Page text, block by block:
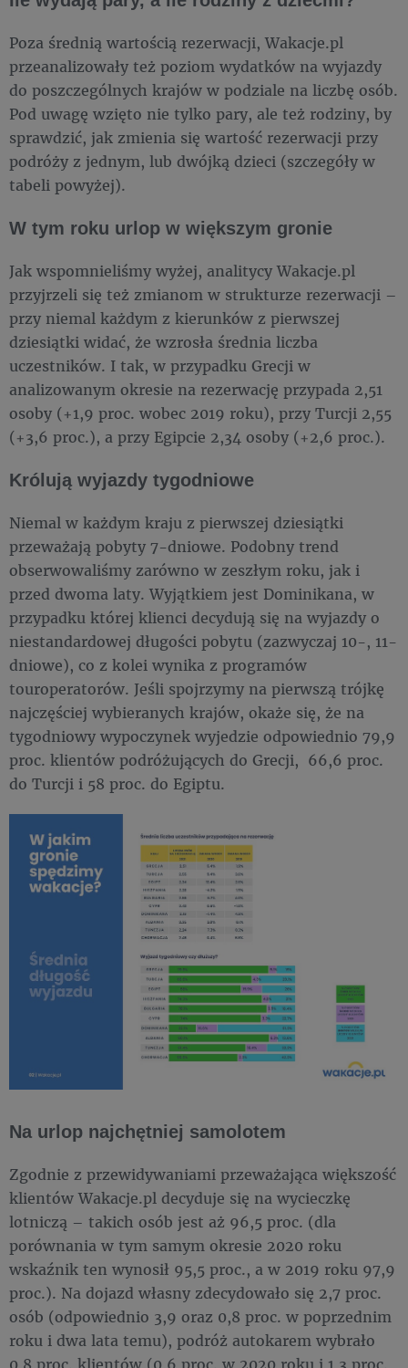
Poza średnią wartością rezerwacji, Wakacje.pl
przeanalizowały też poziom wydatków na wyjazdy
do poszczególnych krajów w podziale na liczbę osób.
Pod uwagę wzięto nie tylko pary, ale też rodziny, by
sprawdzić, jak zmienia się wartość rezerwacji przy
podróży z jednym, lub dwójką dzieci (szczegóły w
tabeli powyżej).
W tym roku urlop w większym gronie
Jak wspomnieliśmy wyżej, analitycy Wakacje.pl
przyjrzeli się też zmianom w strukturze rezerwacji –
przy niemal każdym z kierunków z pierwszej
dziesiątki widać, że wzrosła średnia liczba
uczestników. I tak, w przypadku Grecji w
analizowanym okresie na rezerwację przypada 2,51
osoby (+1,9 proc. wobec 2019 roku), przy Turcji 2,55
(+3,6 proc.), a przy Egipcie 2,34 osoby (+2,6 proc.).
Królują wyjazdy tygodniowe
Niemal w każdym kraju z pierwszej dziesiątki
przeważają pobyty 7-dniowe. Podobny trend
obserwowaliśmy zarówno w zeszłym roku, jak i
przed dwoma laty. Wyjątkiem jest Dominikana, w
przypadku której klienci decydują się na wyjazdy o
niestandardowej długości pobytu (zazwyczaj 10-, 11-
dniowe), co z kolei wynika z programów
touroperatorów. Jeśli spojrzymy na pierwszą trójkę
najczęściej wybieranych krajów, okaże się, że na
tygodniowy wypoczynek wyjedzie odpowiednio 79,9
proc. klientów podróżujących do Grecji, 66,6 proc.
do Turcji i 58 proc. do Egiptu.
Na urlop najchętniej samolotem
Zgodnie z przewidywaniami przeważająca większość
klientów Wakacje.pl decyduje się na wycieczkę
lotniczą – takich osób jest aż 96,5 proc. (dla
porównania w tym samym okresie 2020 roku
wskaźnik ten wynosił 95,5 proc., a w 2019 roku 97,9
proc.). Na dojazd własny zdecydowało się 2,7 proc.
osób (odpowiednio 3,9 oraz 0,8 proc. w poprzednim
roku i dwa lata temu), podróż autokarem wybrało